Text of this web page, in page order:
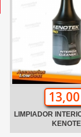
LIMPIADOR